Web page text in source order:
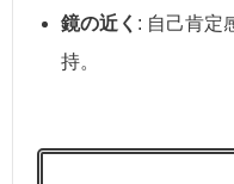
鏡の近く : 自己肯定
持。